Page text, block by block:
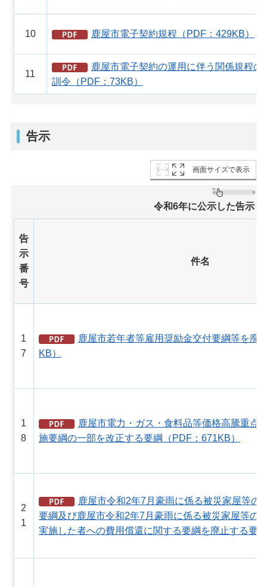
10 鹿屋市電子契約規程（PDF：429KB）
11
鹿屋市電子契約の運用に伴う関係規程の
訓令（PDF：73KB）
告示
画面サイズで表示
令和6年に公示した告示
告
示
番
号
件名
1
7
鹿屋市若年者等雇用奨励金交付要綱等を廃
KB）
1
8
鹿屋市電力・ガス・食料品等価格高騰重点
施要綱の一部を改正する要綱（PDF：671KB）
2
1
鹿屋市令和2年7月豪雨に係る被災家屋等の
要綱及び鹿屋市令和2年7月豪雨に係る被災家屋等の
実施した者への費用償還に関する要綱を廃止する要